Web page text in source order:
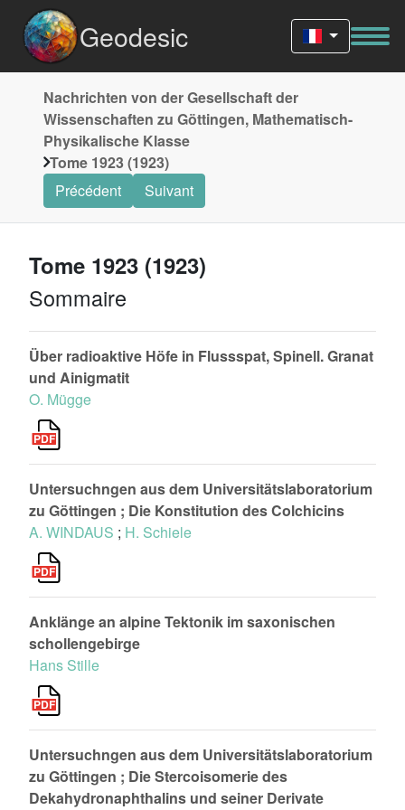
Geodesic
Nachrichten von der Gesellschaft der
Wissenschaften zu Göttingen, Mathematisch-
Physikalische Klasse
Tome 1923 (1923)
Précédent
Suivant
Tome 1923 (1923)
Sommaire
Über radioaktive Höfe in Flussspat, Spinell. Granat
und Ainigmatit
O. Mügge
Untersuchngen aus dem Universitätslaboratorium
zu Göttingen ; Die Konstitution des Colchicins
A. WINDAUS ; H. Schiele
Anklänge an alpine Tektonik im saxonischen
schollengebirge
Hans Stille
Untersuchngen aus dem Universitätslaboratorium
zu Göttingen ; Die Stercoisomerie des
Dekahydronaphthalins und seiner Derivate